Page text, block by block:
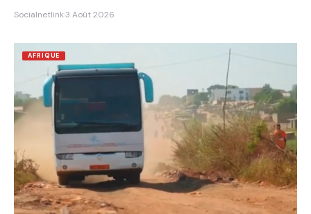
Socialnetlink·3 Août 2026
AFRIQUE